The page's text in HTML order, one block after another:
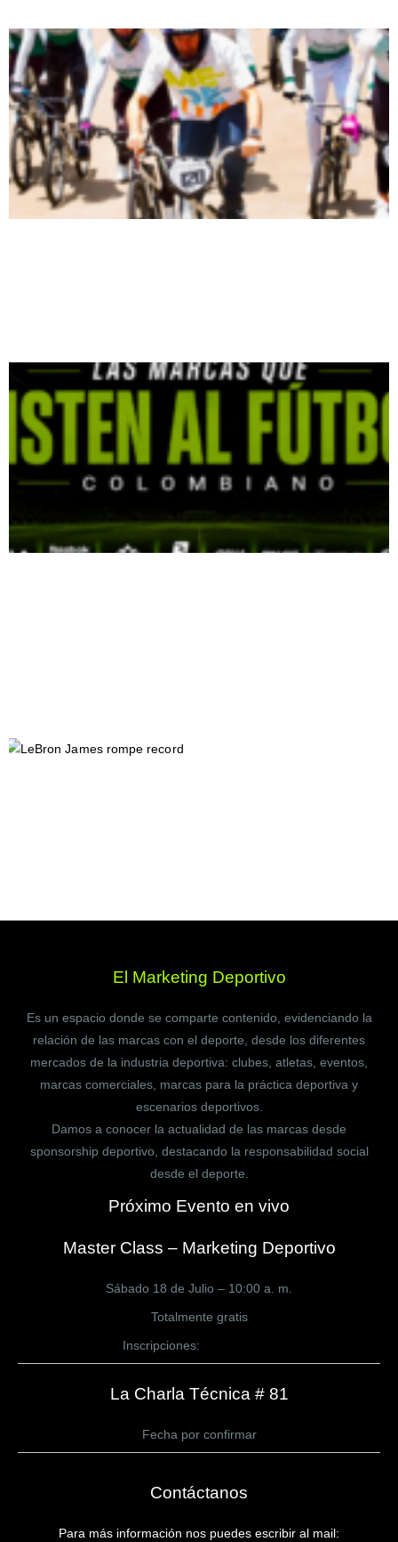
El Marketing Deportivo
Es un espacio donde se comparte contenido, evidenciando la
relación de las marcas con el deporte, desde los diferentes
mercados de la industria deportiva: clubes, atletas, eventos,
marcas comerciales, marcas para la práctica deportiva y
escenarios deportivos.
Damos a conocer la actualidad de las marcas desde
sponsorship deportivo, destacando la responsabilidad social
desde el deporte.
Próximo Evento en vivo
Master Class – Marketing Deportivo
Sábado 18 de Julio – 10:00 a. m.
Totalmente gratis
Inscripciones:
La Charla Técnica # 81
Fecha por confirmar
Contáctanos
Para más información nos puedes escribir al mail: